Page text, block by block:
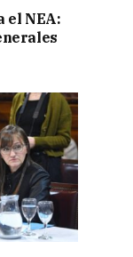
el NEA: